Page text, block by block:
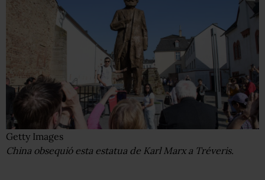
Getty Images
China obsequió esta estatua de Karl Marx a Tréveris.